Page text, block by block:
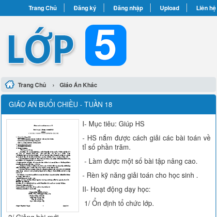
Trang Chủ Đăng ký Đăng nhập Upload Liên hệ
Trang Chủ › Giáo Án Khác
GIÁO ÁN BUỔI CHIỀU - TUẦN 18
I- Mục tiêu: Giúp HS
- HS nắm được cách giải các bài toán về
tỉ số phần trăm.
- Làm được một số bài tập nâng cao.
- Rèn kỹ năng giải toán cho học sinh .
II- Hoạt động dạy học:
1/ Ổn định tổ chức lớp.